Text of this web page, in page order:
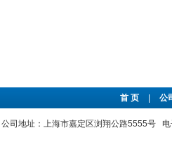
首 页 公
公司地址：上海市嘉定区浏翔公路5555号